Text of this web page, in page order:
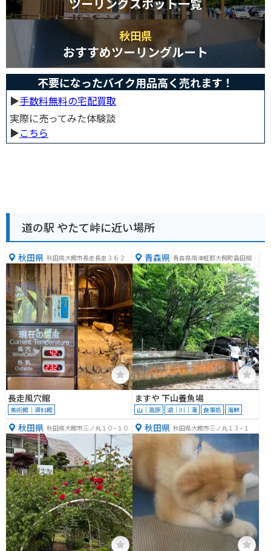
秋田県
おすすめツーリングルート
不要になったバイク用品高く売れます！
▶︎手数料無料の宅配買取
実際に売ってみた体験談
▶︎こちら
道の駅 やたて峠に近い場所
秋田県 秋田県大館市長走長走３６２
−６
長走風穴館
美術館｜資料館
青森県 青森県南津軽郡大鰐町島田相沢
１０１
ますや 下山養魚場
山｜高原 湖｜川｜滝 食事処 海鮮
秋田県 秋田県大館市三ノ丸１０−１０ 秋田県 秋田県大館市三ノ丸１３−１